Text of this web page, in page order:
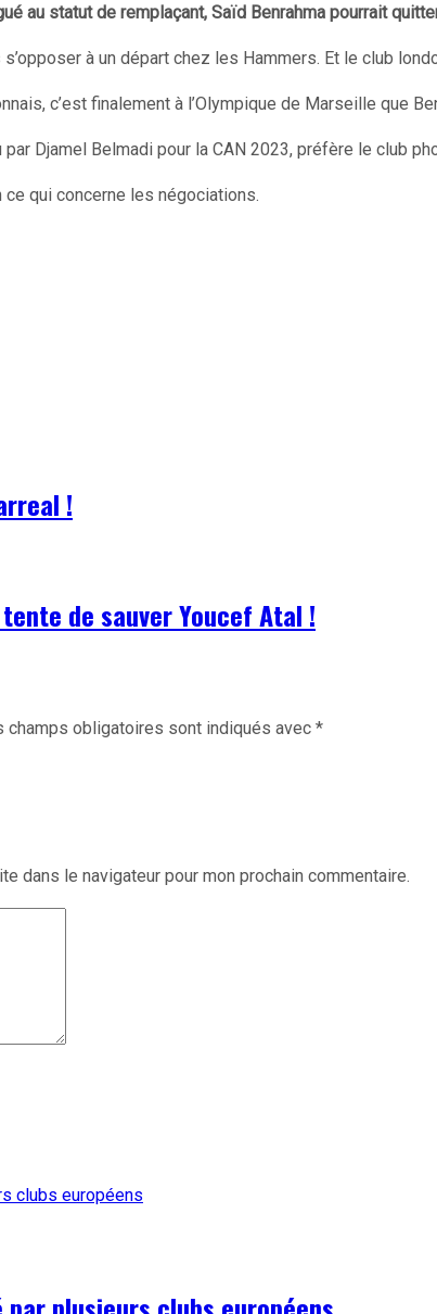
au statut de remplaçant, Saïd Benrahma pourrait
à un départ chez les Hammers. Et le club
c’est finalement à l’Olympique de Marseille que
par Djamel Belmadi pour la CAN 2023, préfère le club
ce qui concerne les négociations.
!
de sauver Youcef Atal !
champs obligatoires sont indiqués avec *
dans le navigateur pour mon prochain commentaire.